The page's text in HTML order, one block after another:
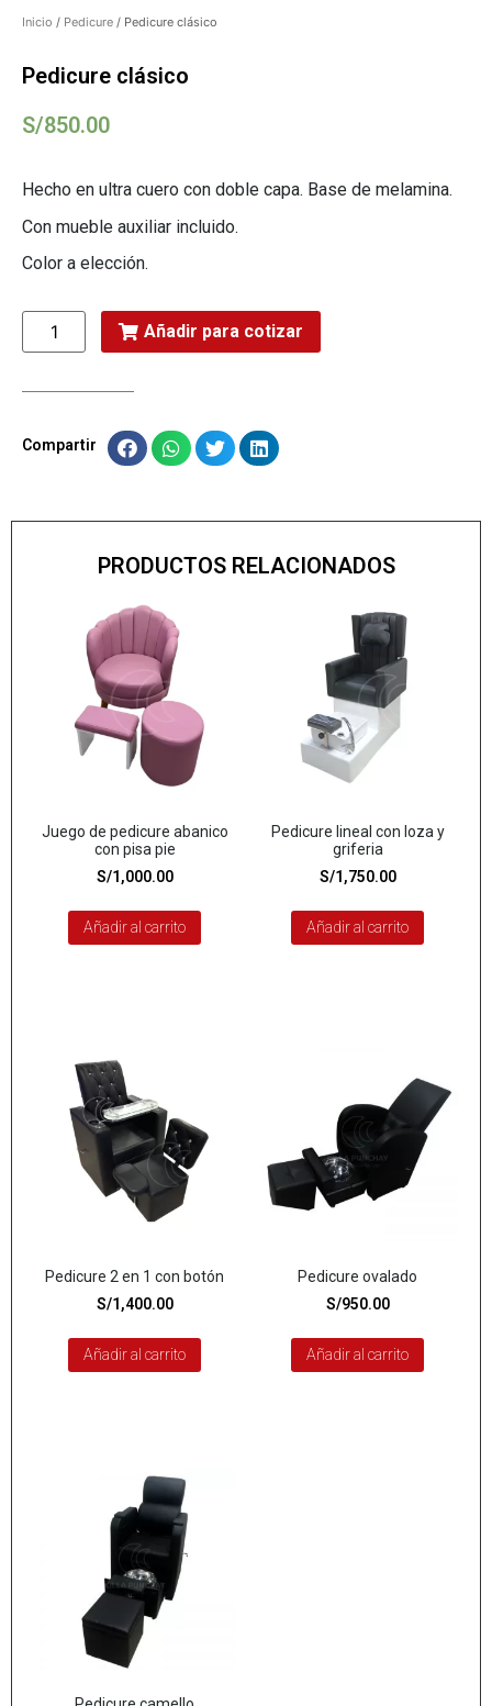
Inicio / Pedicure / Pedicure clásico
Pedicure clásico
S/850.00
Hecho en ultra cuero con doble capa. Base de melamina.
Con mueble auxiliar incluido.
Color a elección.
Añadir para cotizar
Compartir
PRODUCTOS RELACIONADOS
Juego de pedicure abanico
con pisa pie
S/1,000.00
Añadir al carrito
Pedicure lineal con loza y
griferia
S/1,750.00
Añadir al carrito
Pedicure 2 en 1 con botón
S/1,400.00
Añadir al carrito
Pedicure ovalado
S/950.00
Añadir al carrito